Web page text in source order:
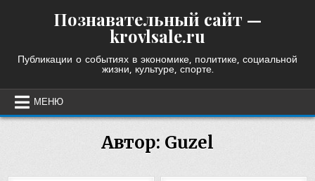
Познавательный сайт —
krovlsale.ru
Публикации о событиях в экономике, политике, социальной
жизни, культуре, спорте.
МЕНЮ
Автор: Guzel